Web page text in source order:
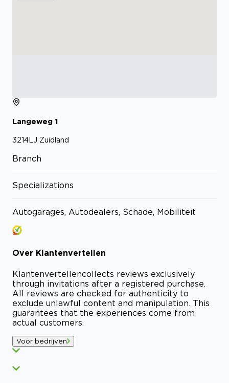
Langeweg 1
3214LJ Zuidland
Branch
Specializations
Autogarages, Autodealers, Schade, Mobiliteit
Over Klantenvertellen
Klantenvertellencollects reviews exclusively
through invitations after a registered purchase.
All reviews are checked for authenticity to
exclude unlawful content and manipulation. This
guarantees that the experiences come from
actual customers.
Voor bedrijven